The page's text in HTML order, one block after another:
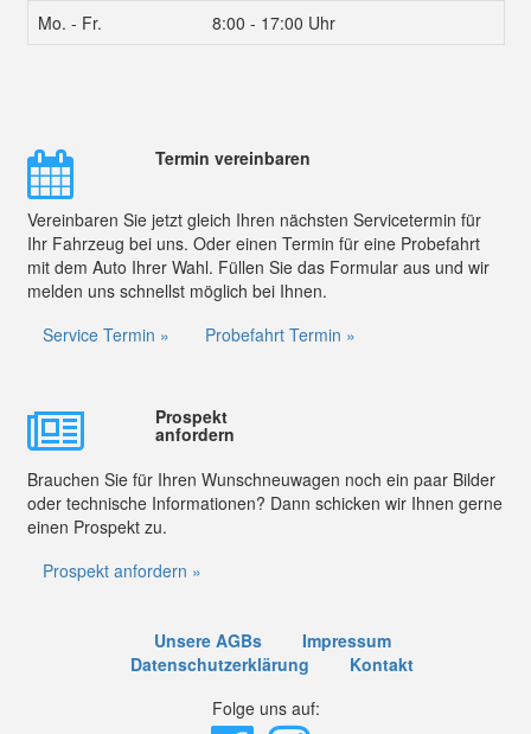
Mo. - Fr.
8:00 - 17:00 Uhr
Termin vereinbaren
Vereinbaren Sie jetzt gleich Ihren nächsten Servicetermin für
Ihr Fahrzeug bei uns. Oder einen Termin für eine Probefahrt
mit dem Auto Ihrer Wahl. Füllen Sie das Formular aus und wir
melden uns schnellst möglich bei Ihnen.
Service Termin »
Probefahrt Termin »
Prospekt
anfordern
Brauchen Sie für Ihren Wunschneuwagen noch ein paar Bilder
oder technische Informationen? Dann schicken wir Ihnen gerne
einen Prospekt zu.
Prospekt anfordern »
Unsere AGBs
Impressum
Datenschutzerklärung
Kontakt
Folge uns auf: